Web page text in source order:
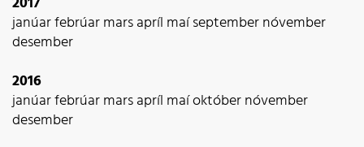
janúarfebrúarmarsapríl maíseptembernóvember
desember
2016
janúarfebrúarmarsapríl maíoktóbernóvember
desember